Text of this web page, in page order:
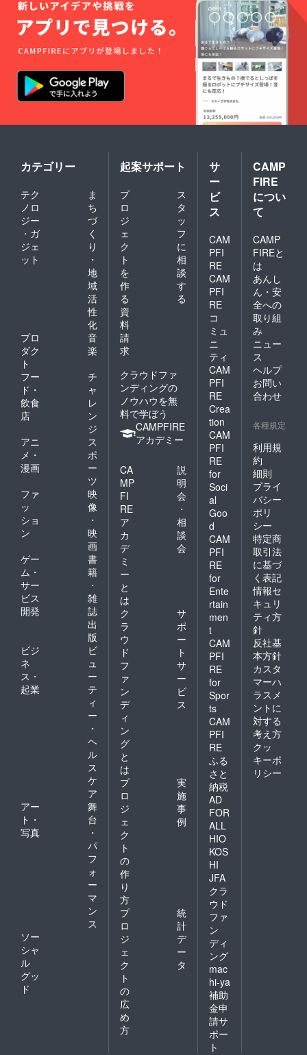
カテゴリー
テク
ノロ
ジー
・ガ
ジェ
ット
ま
ち
づ
く
り
・
地
域
活
性
化
プロ
ダク
ト
音
楽
フー
ド・
飲食
店
チ
ャ
レ
ン
ジ
アニ
メ・
漫画
ス
ポ
ー
ツ
ファ
ッ
ショ
ン
映
像
・
映
画
ゲー
ム・
サー
ビス
開発
書
籍
・
雑
誌
出
版
ビジ
ネ
ス・
起業
ビ
ュ
ー
テ
ィ
ー
・
ヘ
ル
ス
ケ
ア
アー
ト・
写真
舞
台
・
パ
フ
ォ
ー
マ
ン
ス
ソー
シャ
ル
グッ
ド
起案サポート
プ
ロ
ジ
ェ
ク
ト
を
作
る
ス
タ
ッ
フ
に
相
談
す
る
資
料
請
求
クラウドファ
ンディングの
ノウハウを無
料で学ぼう
CAMPFIRE
アカデミー
CA
MP
FI
RE
ア
カ
デ
ミ
ー
と
は
説
明
会
・
相
談
会
ク
ラ
ウ
ド
フ
ァ
ン
デ
ィ
ン
グ
と
は
サ
ポ
ー
ト
サ
ー
ビ
ス
プ
ロ
ジ
ェ
ク
ト
の
作
り
方
実
施
事
例
プ
ロ
ジ
ェ
ク
ト
の
広
め
方
統
計
デ
ー
タ
サ
ー
ビ
ス
CAM
PFI
RE
CAM
PFI
RE
コ
ミュ
ニ
ティ
CAM
PFI
RE
Crea
tion
CAM
PFI
RE
for
Soci
al
Goo
d
CAM
PFI
RE
for
Ente
rtain
men
t
CAM
PFI
RE
for
Spor
ts
CAM
PFI
RE
ふる
さと
納税
AD
FOR
ALL
HIO
KOS
HI
JFA
クラ
ウド
ファ
ン
ディ
ング
mac
hi-ya
補助
金申
請サ
ポー
ト
CAMP
FIRE
につい
て
CAMP
FIREと
は
あんし
ん・安
全への
取り組
み
ニュー
ス
ヘルプ
お問い
合わせ
各種規定
利用規
約
細則
プライ
バシー
ポリ
シー
特定商
取引法
に基づ
く表記
情報セ
キュリ
ティ方
針
反社基
本方針
カスタ
マーハ
ラスメ
ントに
対する
考え方
クッ
キーポ
リシー